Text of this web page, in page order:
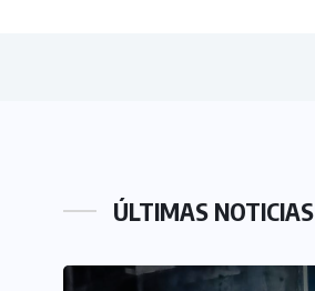
ÚLTIMAS NOTICIAS